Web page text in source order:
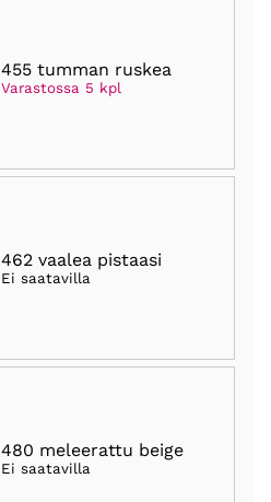
455 tumman ruskea
Varastossa 5 kpl
462 vaalea pistaasi
Ei saatavilla
480 meleerattu beige
Ei saatavilla